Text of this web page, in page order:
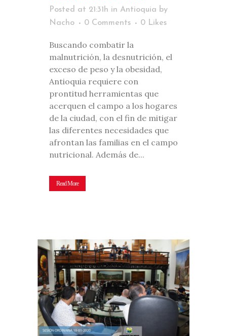
Posted at 21:31h in Antioquia by
Nacho
0 Comments 0 Likes
Buscando combatir la
malnutrición, la desnutrición, el
exceso de peso y la obesidad,
Antioquia requiere con
prontitud herramientas que
acerquen el campo a los hogares
de la ciudad, con el fin de mitigar
las diferentes necesidades que
afrontan las familias en el campo
nutricional. Además de...
Read More